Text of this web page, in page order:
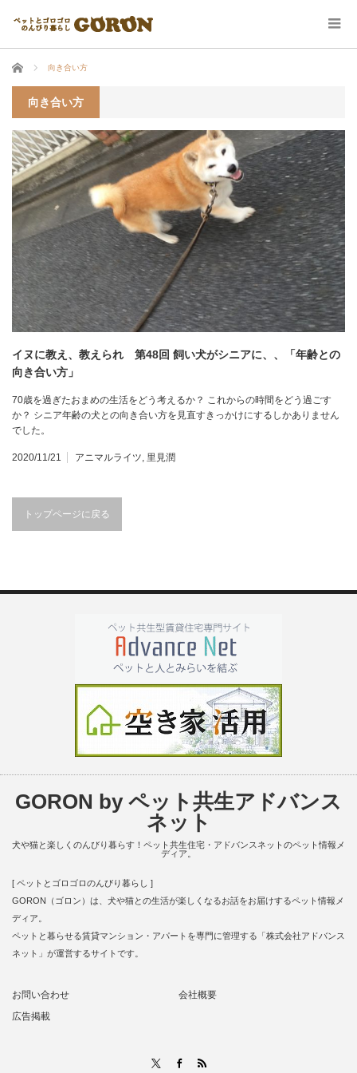
ホーム 向き合い方
向き合い方
イヌに教え、教えられ 第48回 飼い犬がシニアに、、「年齢との
向き合い方」
70歳を過ぎたおまめの生活をどう考えるか？ これからの時間をどう過ごす
か？ シニア年齢の犬との向き合い方を見直すきっかけにするしかありません
でした。
2020/11/21 アニマルライツ, 里見潤
トップページに戻る
GORON by ペット共生アドバンス
ネット
犬や猫と楽しくのんびり暮らす！ペット共生住宅・アドバンスネットのペット情報メ
ディア。
[ ペットとゴロゴロのんびり暮らし ]
GORON（ゴロン）は、犬や猫との生活が楽しくなるお話をお届けするペット情報メ
ディア。
ペットと暮らせる賃貸マンション・アパートを専門に管理する「株式会社アドバンス
ネット」が運営するサイトです。
お問い合わせ
会社概要
広告掲載
Facebook